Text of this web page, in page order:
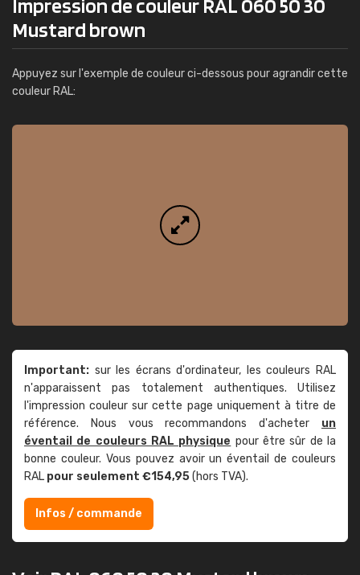
Impression de couleur RAL 060 50 30
Mustard brown
Appuyez sur l'exemple de couleur ci-dessous pour agrandir cette
couleur RAL:
Important: sur les écrans d'ordinateur, les couleurs RAL
n'apparaissent pas totalement authentiques. Utilisez
l'impression couleur sur cette page uniquement à titre de
référence. Nous vous recommandons d'acheter un
éventail de couleurs RAL physique pour être sûr de la
bonne couleur. Vous pouvez avoir un éventail de couleurs
RAL pour seulement €154,95(hors TVA).
Infos / commande